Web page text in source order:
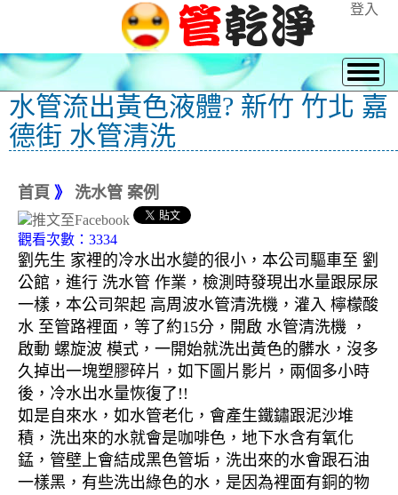
登入
水管流出黃色液體? 新竹 竹北 嘉
德街 水管清洗
首頁 》 洗水管 案例
觀看次數：3334
劉先生 家裡的冷水出水變的很小，本公司驅車至 劉
公館，進行 洗水管 作業，檢測時發現出水量跟尿尿
一樣，本公司架起 高周波水管清洗機，灌入 檸檬酸
水 至管路裡面，等了約15分，開啟 水管清洗機 ，
啟動 螺旋波 模式，一開始就洗出黃色的髒水，沒多
久掉出一塊塑膠碎片，如下圖片影片，兩個多小時
後，冷水出水量恢復了!!
如是自來水，如水管老化，會產生鐵鏽跟泥沙堆
積，洗出來的水就會是咖啡色，地下水含有氧化
錳，管壁上會結成黑色管垢，洗出來的水會跟石油
一樣黑，有些洗出綠色的水，是因為裡面有銅的物